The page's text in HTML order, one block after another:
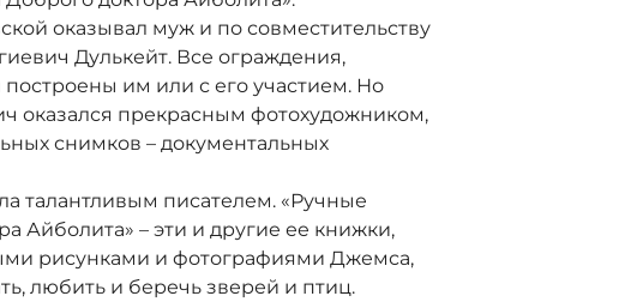
оказывал муж и по совместительству
Дулькейт. Все ограждения,
им или с его участием. Но
оказался прекрасным фотохудожником,
снимков – документальных
талантливым писателем. «Ручные
Айболита» – эти и другие ее книжки,
рисунками и фотографиями Джемса,
любить и беречь зверей и птиц.